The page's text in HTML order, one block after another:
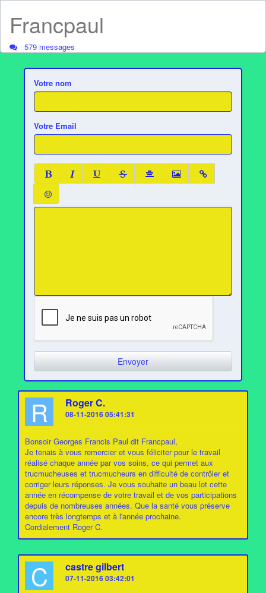
Francpaul
579 messages
Votre nom
Votre Email
R Roger C.
08-11-2016 05:41:31
Bonsoir Georges Francis Paul dit Francpaul,
Je tenais à vous remercier et vous féliciter pour le travail
réalisé chaque année par vos soins, ce qui permet aux
trucmucheuses et trucmucheurs en difficulté de contrôler et
corriger leurs réponses. Je vous souhaite un beau lot cette
année en récompense de votre travail et de vos participations
depuis de nombreuses années. Que la santé vous préserve
encore très longtemps et à l'année prochaine.
Cordialement Roger C.
C castre gilbert
07-11-2016 03:42:01